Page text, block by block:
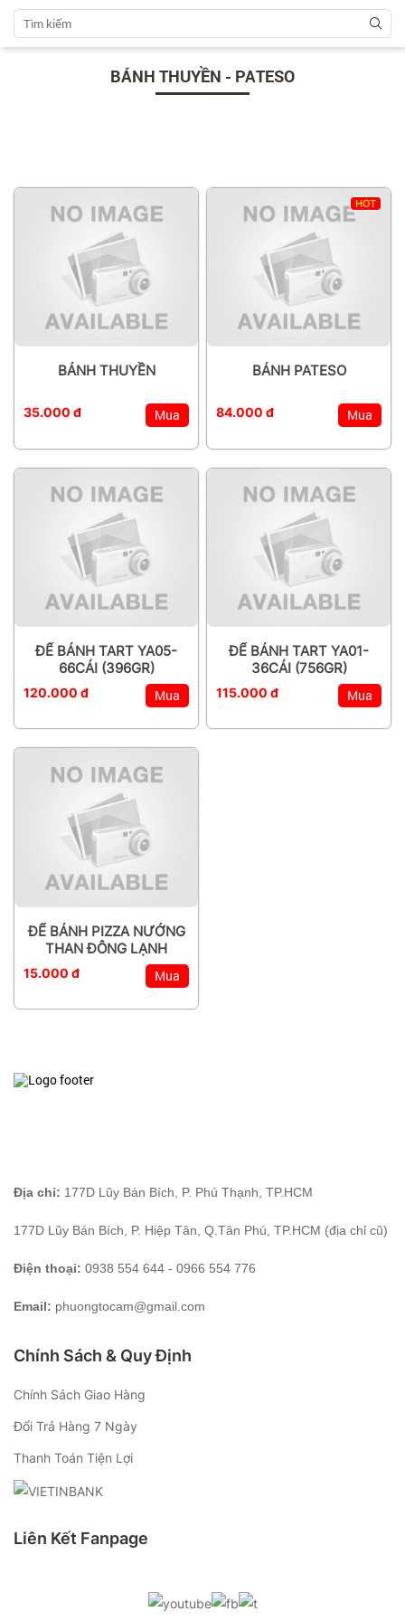
BÁNH THUYỀN - PATESO
BÁNH THUYỀN
35.000 đ Mua
HOT
BÁNH PATESO
84.000 đ Mua
ĐẾ BÁNH TART YA05-
66CÁI (396GR)
120.000 đ Mua
ĐẾ BÁNH TART YA01-
36CÁI (756GR)
115.000 đ Mua
ĐẾ BÁNH PIZZA NƯỚNG
THAN ĐÔNG LẠNH
15.000 đ Mua
Địa chỉ: 177D Lũy Bán Bích, P. Phú Thạnh, TP.HCM
177D Lũy Bán Bích, P. Hiệp Tân, Q.Tân Phú, TP.HCM (địa chỉ cũ)
Điện thoại: 0938 554 644 - 0966 554 776
Email: phuongtocam@gmail.com
Chính Sách & Quy Định
Chính Sách Giao Hàng
Đổi Trả Hàng 7 Ngày
Thanh Toán Tiện Lợi
Liên Kết Fanpage